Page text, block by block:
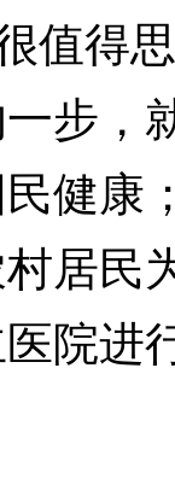
值得
步，
健康
居民
院进